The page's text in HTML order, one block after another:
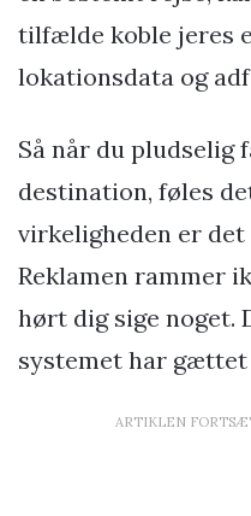
tilfælde koble jeres
lokationsdata og
Så når du pludselig
destination, føles
virkeligheden er
Reklamen rammer
hørt dig sige noget.
systemet har
ARTIKLEN